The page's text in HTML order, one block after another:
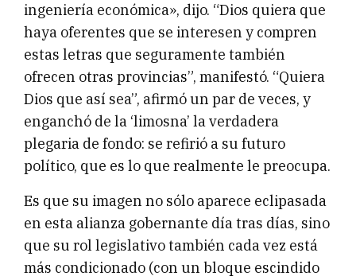
ingeniería económica», dijo. “Dios quiera que
haya oferentes que se interesen y compren
estas letras que seguramente también
ofrecen otras provincias”, manifestó. “Quiera
Dios que así sea”, afirmó un par de veces, y
enganchó de la ‘limosna’ la verdadera
plegaria de fondo: se refirió a su futuro
político, que es lo que realmente le preocupa.
Es que su imagen no sólo aparece eclipasada
en esta alianza gobernante día tras días, sino
que su rol legislativo también cada vez está
más condicionado (con un bloque escindido